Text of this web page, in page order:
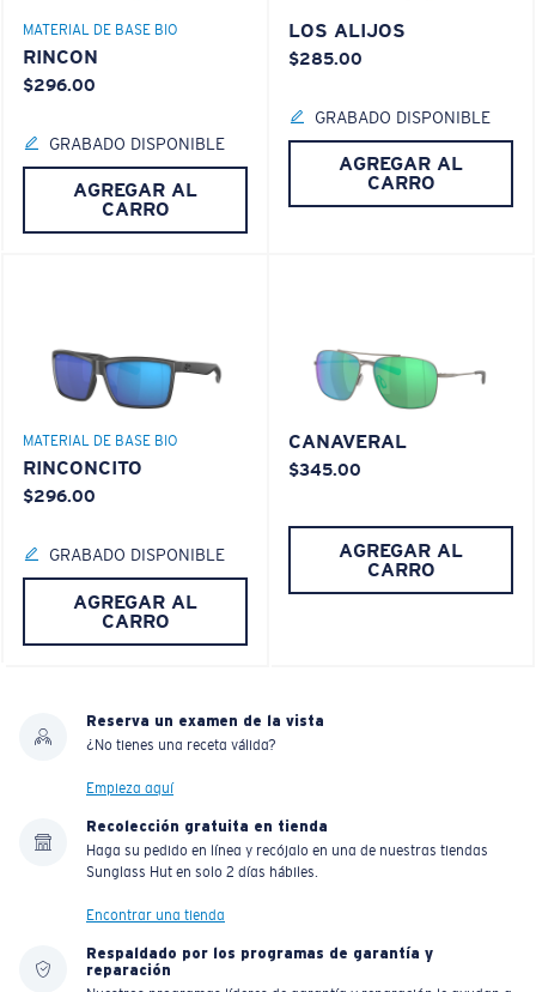
MATERIAL DE BASE BIO
RINCON
$296.00
GRABADO DISPONIBLE
AGREGAR AL
CARRO
LOS ALIJOS
$285.00
GRABADO DISPONIBLE
AGREGAR AL
CARRO
MATERIAL DE BASE BIO
RINCONCITO
$296.00
GRABADO DISPONIBLE
AGREGAR AL
CARRO
CANAVERAL
$345.00
AGREGAR AL
CARRO
Reserva un examen de la vista
¿No tienes una receta válida?
Empieza aquí
Recolección gratuita en tienda
Haga su pedido en línea y recójalo en una de nuestras tiendas
Sunglass Hut en solo 2 días hábiles.
Encontrar una tienda
Respaldado por los programas de garantía y
reparación